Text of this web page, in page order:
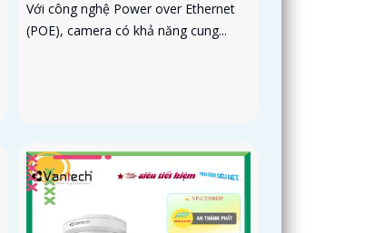
Với công nghệ Power over Ethernet
(POE), camera có khả năng cung...